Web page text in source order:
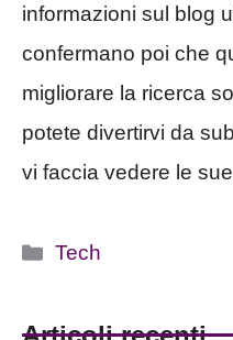
informazioni sul blog
confermano poi che
migliorare la ricerca
potete divertirvi da
vi faccia vedere le
Categorie
Tech